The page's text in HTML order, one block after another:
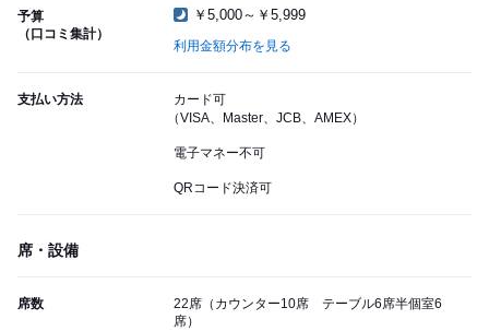
予算
（口コミ集計）
￥5,000～￥5,999
利用金額分布を見る
支払い方法
カード可
（VISA、Master、JCB、AMEX）
電子マネー不可
QRコード決済可
席・設備
席数
22席（カウンター10席 テーブル6席半個室6
席）